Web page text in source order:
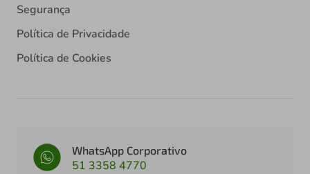
Segurança
Política de Privacidade
Política de Cookies
WhatsApp Corporativo
51 3358 4770